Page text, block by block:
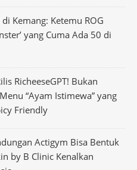
Kemang: Ketemu ROG
yang Cuma Ada 50 di
RicheeseGPT! Bukan
“Ayam Istimewa” yang
Friendly
Actigym Bisa Bentuk
by B Clinic Kenalkan